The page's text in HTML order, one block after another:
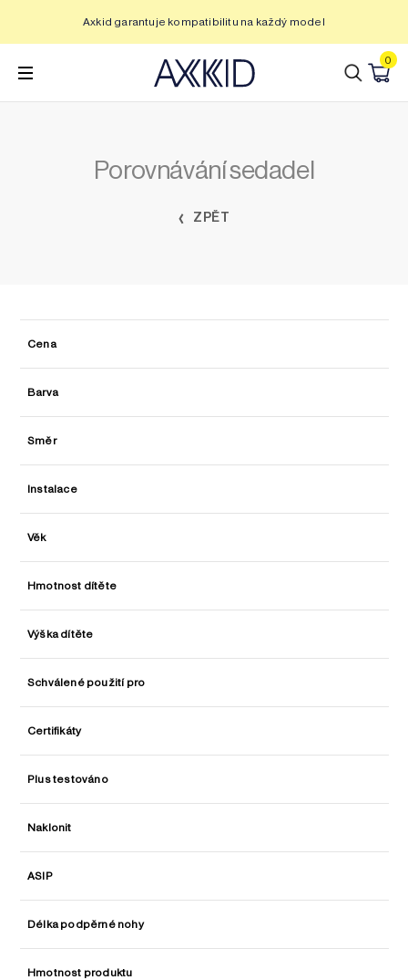
obsah
Axkid garantuje kompatibilitu na každý model
0
Porovnávání sedadel
ZPĚT
Cena
Barva
Směr
Instalace
Věk
Hmotnost dítěte
Výška dítěte
Schválené použití pro
Certifikáty
Plus testováno
Naklonit
ASIP
Délka podpěrné nohy
Hmotnost produktu